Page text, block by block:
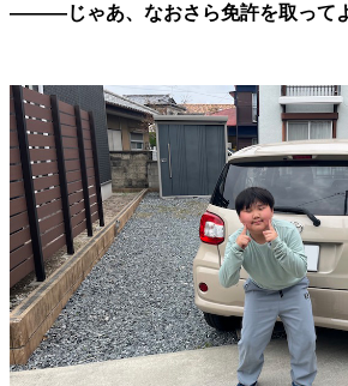
―――じゃあ、なおさら免許を取って